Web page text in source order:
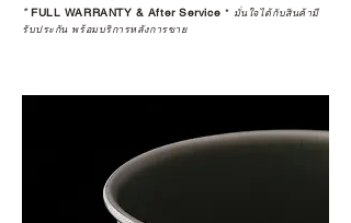
*FULL WARRANTY & After Service * มั่นใจได้กับสินค้ามี
รับประกัน พร้อมบริการหลังการขาย